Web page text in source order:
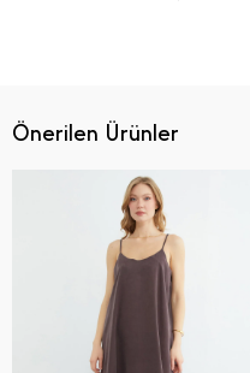
Önerilen Ürünler